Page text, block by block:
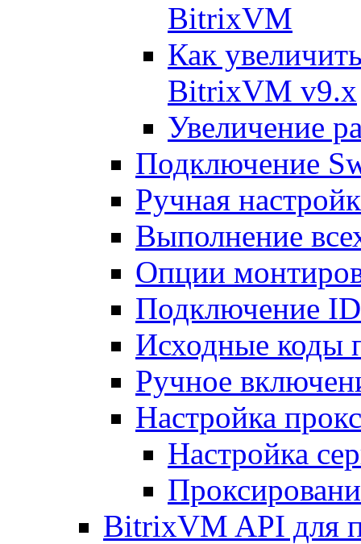
BitrixVM
Как
BitrixVM v9.x
Увеличение
Подключение
Ручная
Выполнение
Опции
Подключение
Исходные коды
Ручное
Настройка
Настройка
BitrixVM API для